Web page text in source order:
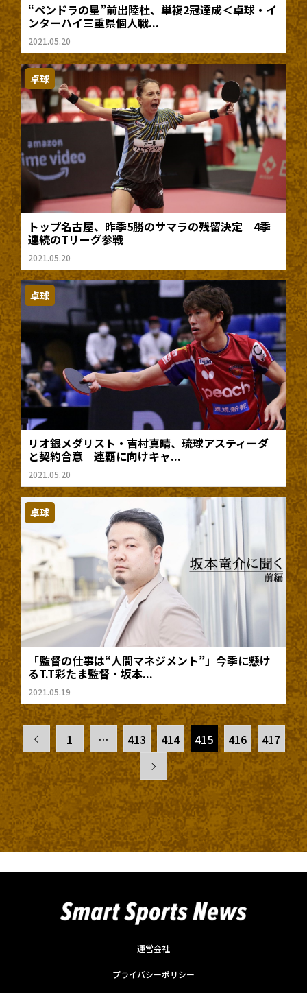
“ペンドラの星”前出陸杜、単複2冠達成＜卓球・イ
ンターハイ三重県個人戦...
2021.05.20
卓球
トップ名古屋、昨季5勝のサマラの残留決定 4季
連続のTリーグ参戦
2021.05.20
卓球
リオ銀メダリスト・吉村真晴、琉球アスティーダ
と契約合意 連覇に向けキャ...
2021.05.20
卓球
「監督の仕事は“人間マネジメント”」今季に懸け
るT.T彩たま監督・坂本...
2021.05.19
 1 … 413 414 415 416 417

運営会社
プライバシーポリシー